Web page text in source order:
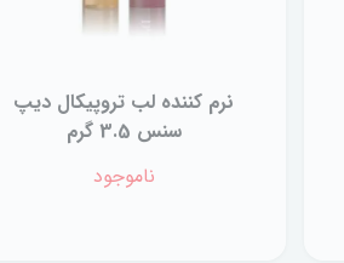
نرم کننده لب تروپیکال دیپ
سنس 3.5 گرم
ناموجود